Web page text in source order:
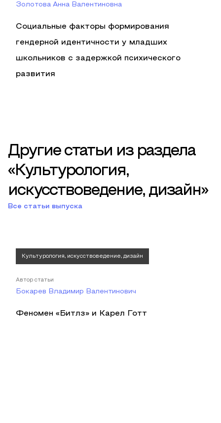
Золотова Анна Валентиновна
Социальные факторы формирования
гендерной идентичности у младших
школьников с задержкой психического
развития
Другие статьи из раздела
«Культурология,
искусствоведение, дизайн»
Все статьи выпуска
Культурология, искусствоведение, дизайн
Автор статьи
Бокарев Владимир Валентинович
Феномен «Битлз» и Карел Готт